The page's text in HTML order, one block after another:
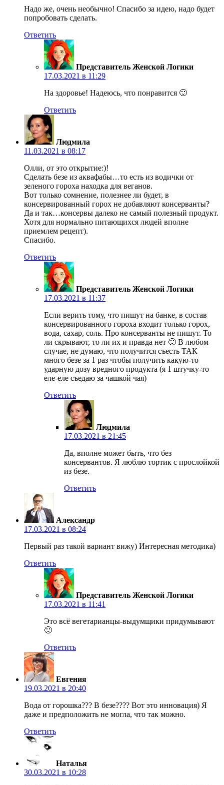
Надо же, очень необычно! Спасибо за идею, надо будет
попробовать сделать.
Ответить
Представитель Женской Логики
17.03.2021 в 11:29
На здоровье! Надеюсь, что понравится 🙂
Ответить
Людмила
11.03.2021 в 08:17
Олли, от это открытие:)!
Сделать безе из аквафабы…то есть из водички от
зеленого гороха находка для веганов.
Вот только сомнение, полезнее ли будет, в
консервированный горох не добавляют консерванты?
Да и так…консервы далеко не самый полезный продукт.
Хотя для нормально питающихся людей вполне
приемлем рецепт).
Спасибо.
Ответить
Представитель Женской Логики
17.03.2021 в 11:37
Если верить тому, что пишут на банке, в состав
консервированного гороха входит только горох,
вода, сахар, соль. Про консерванты не пишут. То
ли скрывают, то ли их и правда нет 🙂 В любом
случае, не думаю, что получится съесть ТАК
много безе за 1 раз чтобы получить какую-то
ударную дозу вредного продукта (я 1 штучку-то
еле-еле съедаю за чашкой чая)
Ответить
Людмила
17.03.2021 в 21:45
Да, вполне может быть, что без
консервантов. Я люблю тортик с прослойкой
из безе.
Ответить
Александр
17.03.2021 в 08:24
Первый раз такой вариант вижу) Интересная методика)
Ответить
Представитель Женской Логики
17.03.2021 в 11:41
Это всё вегетарианцы-выдумщики придумывают
🙂
Ответить
Евгения
19.03.2021 в 20:40
Вода от горошка??? В безе???? Вот это инновация) Я
даже и предположить не могла, что так можно.
Ответить
Наталья
30.03.2021 в 10:28